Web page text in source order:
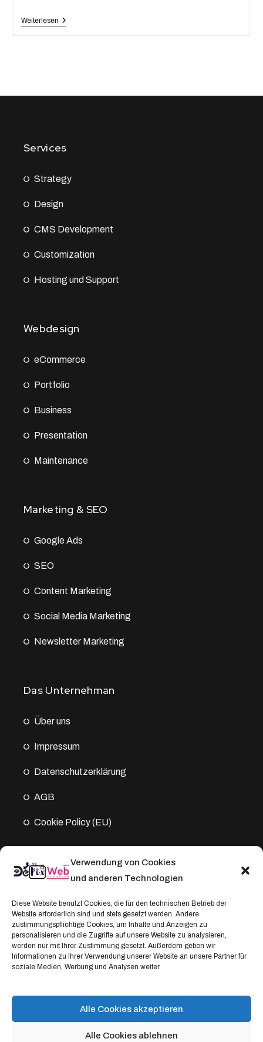
Verwendung von Cookies
und anderen Technologien
Diese Website benutzt Cookies, die für den technischen Betrieb der
Website erforderlich sind und stets gesetzt werden. Andere
zustimmungspflichtige Cookies, um Inhalte und Anzeigen zu
personalisieren und die Zugriffe auf unsere Website zu analysieren,
werden nur mit Ihrer Zustimmung gesetzt. Außerdem geben wir
Informationen zu Ihrer Verwendung unserer Website an unsere Partner für
soziale Medien, Werbung und Analysen weiter.
Alle Cookies akzeptieren
Alle Cookies ablehnen
Weiterlesen
Services
Strategy
Design
CMS Development
Customization
Hosting und Support
Webdesign
eCommerce
Portfolio
Business
Presentation
Maintenance
Marketing & SEO
Google Ads
SEO
Content Marketing
Social Media Marketing
Newsletter Marketing
Das Unternehman
Über uns
Impressum
Datenschutz­erklärung
AGB
Cookie Policy (EU)
Kontakt
Address:
Windthorststraße 20
48153 Münster, Deutschland
WhatsApp:
+4917664335685
Email
service@depixweb.de